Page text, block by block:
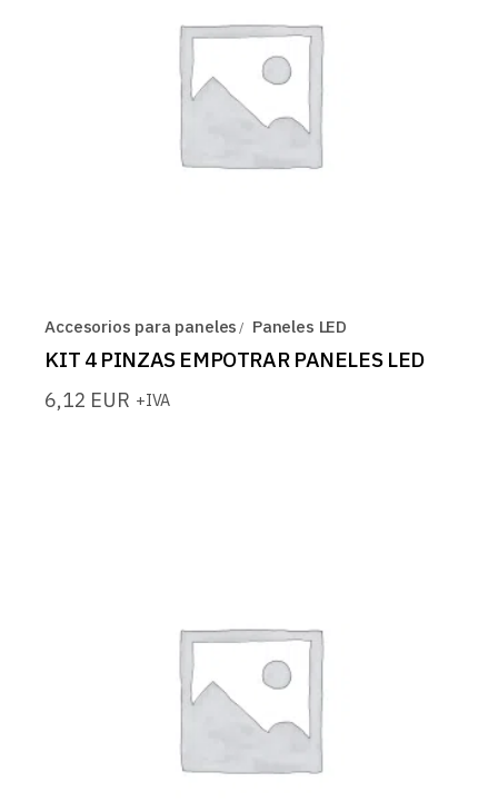
Accesorios para paneles Paneles LED
KIT 4 PINZAS EMPOTRAR PANELES LED
6,12 EUR +IVA